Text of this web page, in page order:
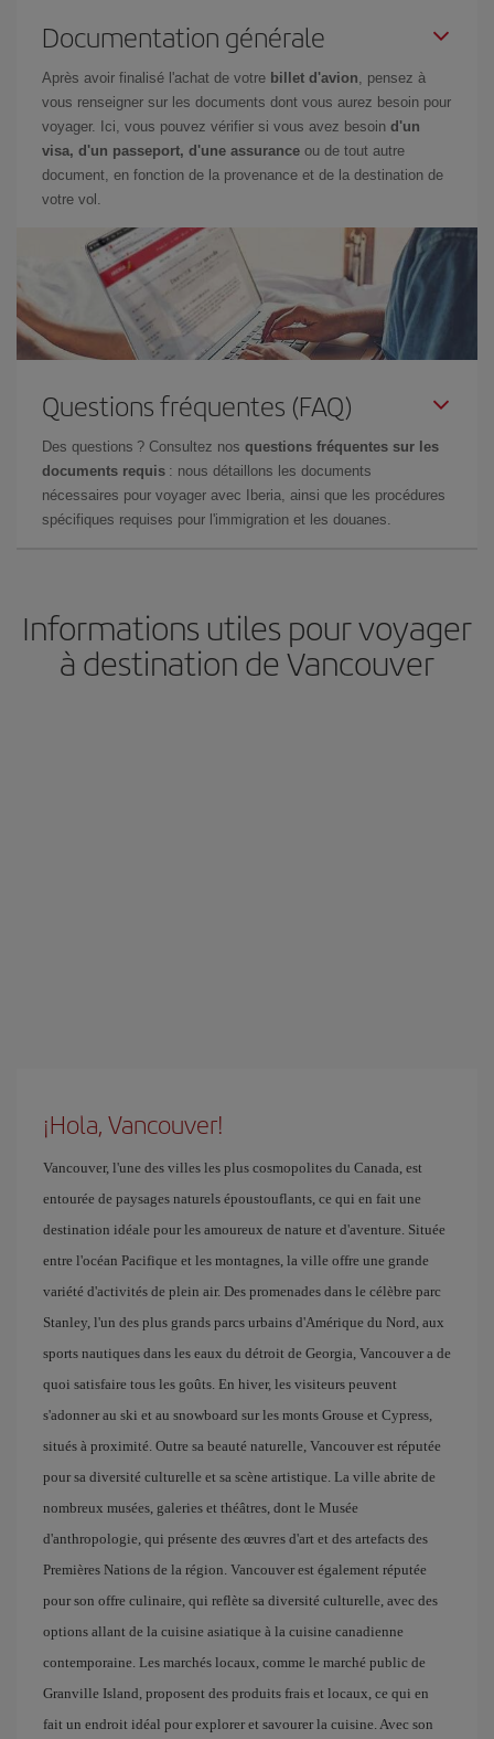
Documentation générale
Après avoir finalisé l'achat de votre billet d'avion, pensez à
vous renseigner sur les documents dont vous aurez besoin pour
voyager. Ici, vous pouvez vérifier si vous avez besoin d'un
visa, d'un passeport, d'une assurance ou de tout autre
document, en fonction de la provenance et de la destination de
votre vol.
Questions fréquentes (FAQ)
Des questions ? Consultez nos questions fréquentes sur les
documents requis : nous détaillons les documents
nécessaires pour voyager avec Iberia, ainsi que les procédures
spécifiques requises pour l'immigration et les douanes.
Informations utiles pour voyager
à destination de Vancouver
¡Hola, Vancouver!
Vancouver, l'une des villes les plus cosmopolites du Canada, est
entourée de paysages naturels époustouflants, ce qui en fait une
destination idéale pour les amoureux de nature et d'aventure. Située
entre l'océan Pacifique et les montagnes, la ville offre une grande
variété d'activités de plein air. Des promenades dans le célèbre parc
Stanley, l'un des plus grands parcs urbains d'Amérique du Nord, aux
sports nautiques dans les eaux du détroit de Georgia, Vancouver a de
quoi satisfaire tous les goûts. En hiver, les visiteurs peuvent
s'adonner au ski et au snowboard sur les monts Grouse et Cypress,
situés à proximité. Outre sa beauté naturelle, Vancouver est réputée
pour sa diversité culturelle et sa scène artistique. La ville abrite de
nombreux musées, galeries et théâtres, dont le Musée
d'anthropologie, qui présente des œuvres d'art et des artefacts des
Premières Nations de la région. Vancouver est également réputée
pour son offre culinaire, qui reflète sa diversité culturelle, avec des
options allant de la cuisine asiatique à la cuisine canadienne
contemporaine. Les marchés locaux, comme le marché public de
Granville Island, proposent des produits frais et locaux, ce qui en
fait un endroit idéal pour explorer et savourer la cuisine. Avec son